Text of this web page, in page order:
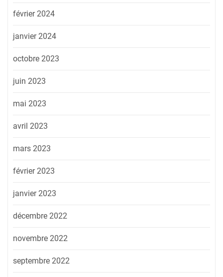
février 2024
janvier 2024
octobre 2023
juin 2023
mai 2023
avril 2023
mars 2023
février 2023
janvier 2023
décembre 2022
novembre 2022
septembre 2022